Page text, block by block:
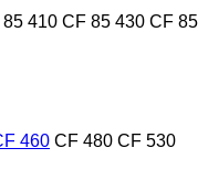
410 CF 85 430 CF 85
460 CF 480 CF 530